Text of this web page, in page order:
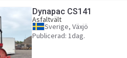
Dynapac CS141
Asfaltvält
Sverige, Växjö
Publicerad: 1dag.